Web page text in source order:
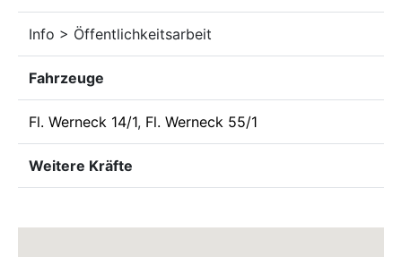
Info > Öffentlichkeitsarbeit
Fahrzeuge
Fl. Werneck 14/1, Fl. Werneck 55/1
Weitere Kräfte